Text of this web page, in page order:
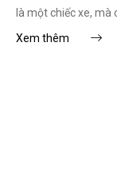
là một chiếc xe,
Xem thêm